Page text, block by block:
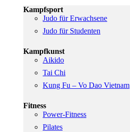
Kampfsport
Judo für Erwachsene
Judo für Studenten
Kampfkunst
Aikido
Tai Chi
Kung Fu – Vo Dao Vietnam
Fitness
Power-Fitness
Pilates